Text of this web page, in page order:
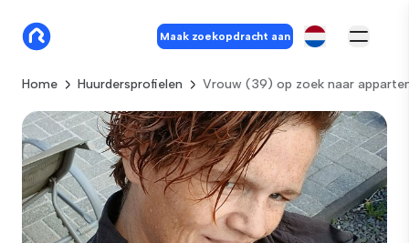
Maak zoekopdracht aan
Home Huurdersprofielen Vrouw (39) op zoek naar